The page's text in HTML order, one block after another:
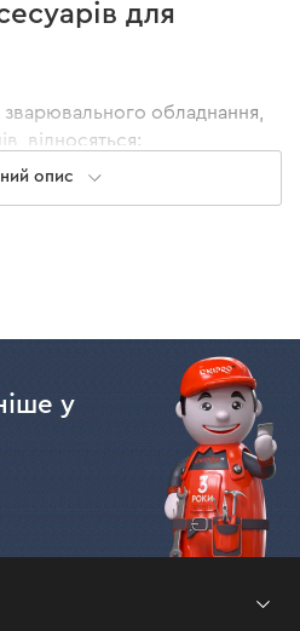
для
обладнання,
відносяться:
участь у формуванні дуги, яка
плазму.
дроту і його руху
і зварювальний пальник
для захисту
цей аксесуар відповідає
опис
у